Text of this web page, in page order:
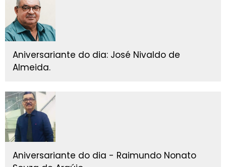
Aniversariante do dia: José Nivaldo de
Almeida.
Aniversariante do dia - Raimundo Nonato